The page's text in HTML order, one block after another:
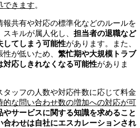
できます。
報共有や対応の標準化などのルールを
キルが属人化し、 担当者の退職など
してしまう可能性があります。また、
が低いため、 繁忙期や大規模トラブ
対応しきれなくなる可能性がありま
タッフの人数や対応件数に応じて料金
的な問い合わせ数の増加への対応が可
やサービスに関する知識を求めること
合わせは自社にエスカレーションされ